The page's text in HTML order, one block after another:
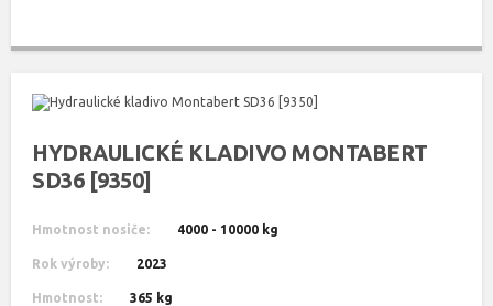
HYDRAULICKÉ KLADIVO MONTABERT
SD36 [9350]
Hmotnost nosiče: 4000 - 10000 kg
Rok výroby: 2023
Hmotnost: 365 kg